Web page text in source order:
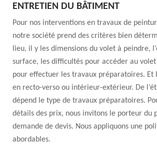
ENTRETIEN DU BÂTIMENT
Pour nos interventions en travaux de
notre société prend des critères bien
lieu, il y les dimensions du volet à peindre,
surface, les difficultés pour accéder au
pour effectuer les travaux préparatoires. Et
en recto-verso ou intérieur-extérieur. De
dépend le type de travaux préparatoires.
détails des prix, nous invitons le porteur du
demande de devis. Nous appliquons une
abordables.